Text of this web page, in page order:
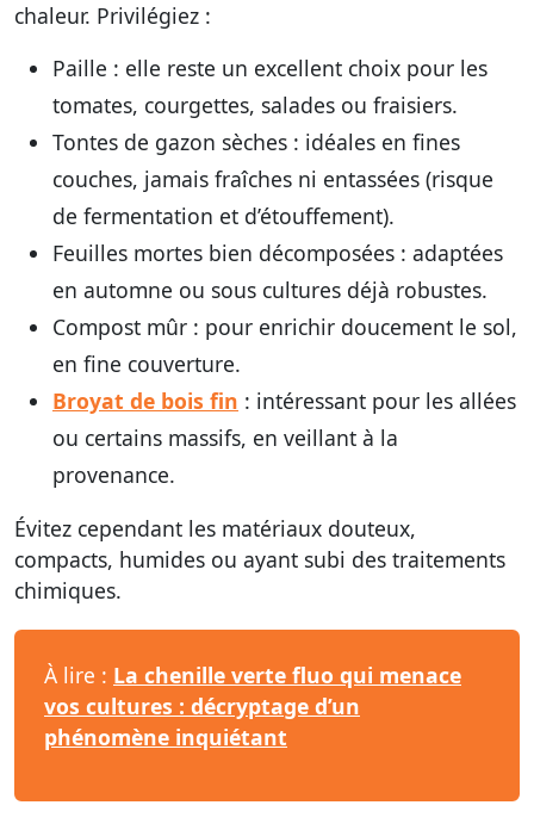
chaleur. Privilégiez :
Paille : elle reste un excellent choix pour les
tomates, courgettes, salades ou fraisiers.
Tontes de gazon sèches : idéales en fines
couches, jamais fraîches ni entassées (risque
de fermentation et d’étouffement).
Feuilles mortes bien décomposées : adaptées
en automne ou sous cultures déjà robustes.
Compost mûr : pour enrichir doucement le sol,
en fine couverture.
Broyat de bois fin : intéressant pour les allées
ou certains massifs, en veillant à la
provenance.
Évitez cependant les matériaux douteux,
compacts, humides ou ayant subi des traitements
chimiques.
À lire : La chenille verte fluo qui menace
vos cultures : décryptage d’un
phénomène inquiétant